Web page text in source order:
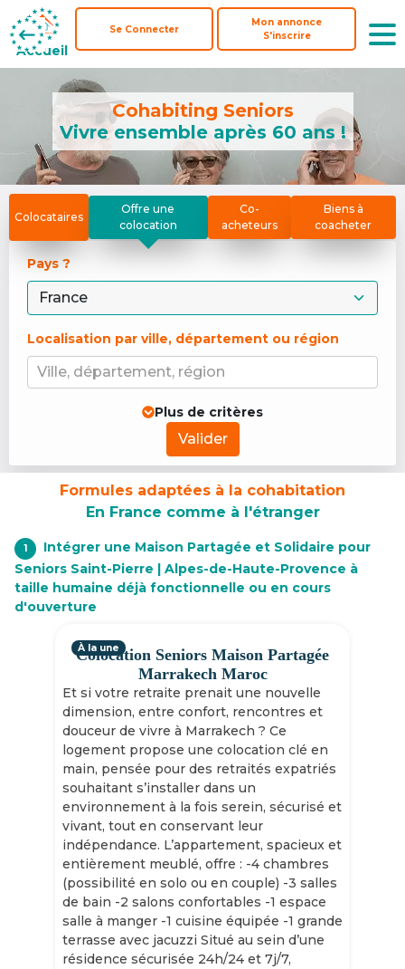
Accueil
Se Connecter
Mon annonce
S'inscrire
Accueil
Se Connecter
Mon annonce
S'inscrire
Cohabiting Seniors
Vivre ensemble après 60 ans !
Colocataires
Offre une
colocation
Co-
acheteurs
Biens à
coacheter
Pays ?
Localisation par ville, département ou région
Ville, département, région
Plus de critères
Valider
Formules adaptées à la cohabitation
En France comme à l'étranger
1
Intégrer une Maison Partagée et Solidaire pour
Seniors Saint-Pierre | Alpes-de-Haute-Provence à
taille humaine déjà fonctionnelle ou en cours
d'ouverture
Colocation Seniors Maison Partagée
Marrakech Maroc
Et si votre retraite prenait une nouvelle
dimension, entre confort, rencontres et
douceur de vivre à Marrakech ? Ce
logement propose une colocation clé en
main, pensée pour des retraités expatriés
souhaitant s’installer dans un
environnement à la fois serein, sécurisé et
vivant, tout en conservant leur
indépendance. L’appartement, spacieux et
entièrement meublé, offre : -4 chambres
(possibilité en solo ou en couple) -3 salles
de bain -2 salons confortables -1 espace
salle à manger -1 cuisine équipée -1 grande
terrasse avec jacuzzi Situé au sein d’une
résidence sécurisée 24h/24 et 7j/7,
À la une